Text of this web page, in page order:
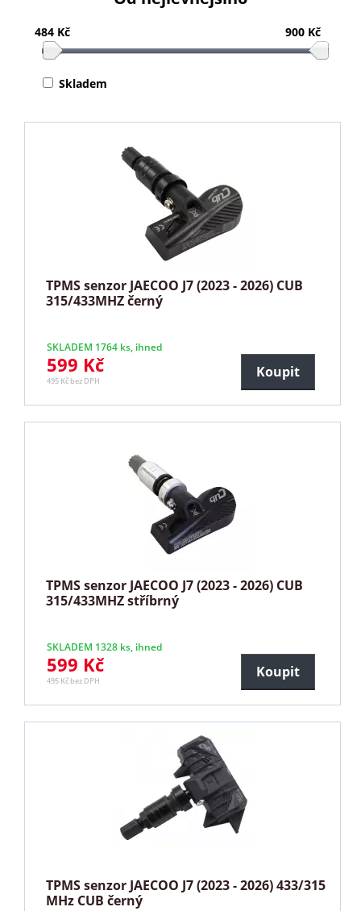
484 Kč 900 Kč
Skladem
TPMS senzor JAECOO J7 (2023 - 2026) CUB
315/433MHZ černý
SKLADEM 1764 ks, ihned
599 Kč
495 Kč bez DPH
Koupit
TPMS senzor JAECOO J7 (2023 - 2026) CUB
315/433MHZ stříbrný
SKLADEM 1328 ks, ihned
599 Kč
495 Kč bez DPH
Koupit
TPMS senzor JAECOO J7 (2023 - 2026) 433/315
MHz CUB černý